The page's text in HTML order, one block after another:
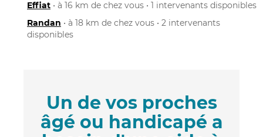
Effiat • à 16 km de chez vous • 1 intervenants disponibles
Randan • à 18 km de chez vous • 2 intervenants
disponibles
Un de vos proches
âgé ou handicapé a